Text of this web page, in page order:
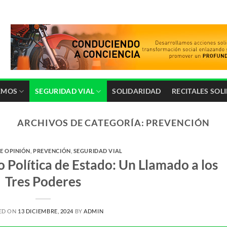
SEGURIDAD VIAL SOLIDARIDAD RECITALES
ARCHIVOS DE CATEGORÍA: PREVENCIÓN
OPINIÓN ,PREVENCIÓN SEGURIDAD VIAL
Política de Estado: Un Llamado a los
Tres Poderes
ON 13 DICIEMBRE, 2024 BYADMIN